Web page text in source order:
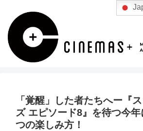
「覚醒」した者たちへー『
ズ エピソード8』を待つ今
つの楽しみ方！